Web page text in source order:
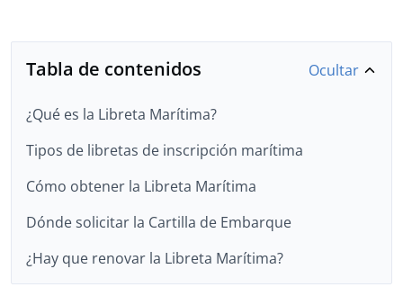
Tabla de contenidos Ocultar
¿Qué es la Libreta Marítima?
Tipos de libretas de inscripción marítima
Cómo obtener la Libreta Marítima
Dónde solicitar la Cartilla de Embarque
¿Hay que renovar la Libreta Marítima?